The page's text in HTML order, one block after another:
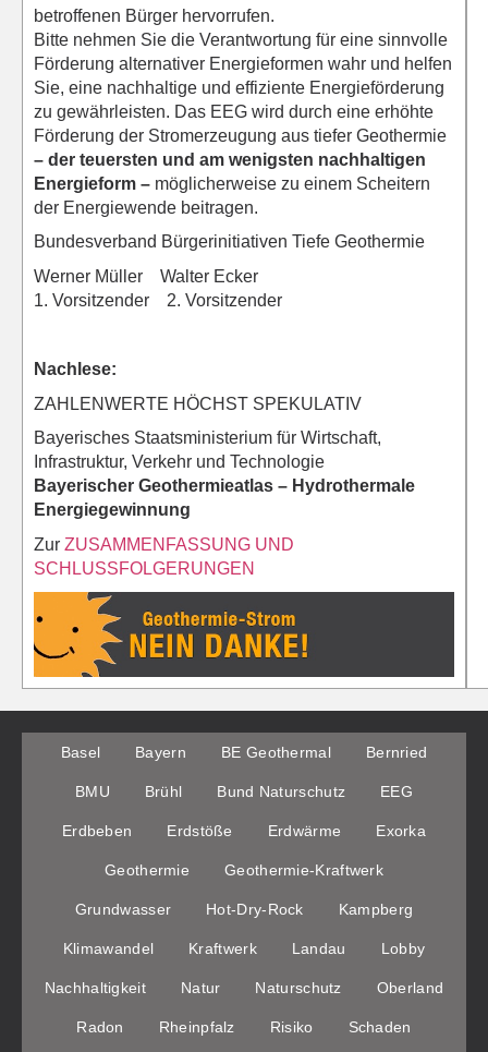
betroffenen Bürger hervorrufen.
Bitte nehmen Sie die Verantwortung für eine sinnvolle
Förderung alternativer Energieformen wahr und helfen
Sie, eine nachhaltige und effiziente Energieförderung
zu gewährleisten. Das EEG wird durch eine erhöhte
Förderung der Stromerzeugung aus tiefer Geothermie
– der teuersten und am wenigsten nachhaltigen
Energieform – möglicherweise zu einem Scheitern
der Energiewende beitragen.
Bundesverband Bürgerinitiativen Tiefe Geothermie
Werner Müller Walter Ecker
1. Vorsitzender 2. Vorsitzender
Nachlese:
ZAHLENWERTE HÖCHST SPEKULATIV
Bayerisches Staatsministerium für Wirtschaft,
Infrastruktur, Verkehr und Technologie
Bayerischer Geothermieatlas – Hydrothermale
Energiegewinnung
Zur ZUSAMMENFASSUNG UND
SCHLUSSFOLGERUNGEN
Basel Bayern BE Geothermal Bernried
BMU Brühl Bund Naturschutz EEG
Erdbeben Erdstöße Erdwärme Exorka
Geothermie Geothermie-Kraftwerk
Grundwasser Hot-Dry-Rock Kampberg
Klimawandel Kraftwerk Landau Lobby
Nachhaltigkeit Natur Naturschutz Oberland
Radon Rheinpfalz Risiko Schaden